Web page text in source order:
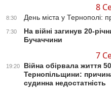
8
8:30 День міста у Тернополі:
7:30
На війні загинув 20-
Бучаччини
7
19:20
Війна обірвала життя
Тернопільщини:
судинна недостатність